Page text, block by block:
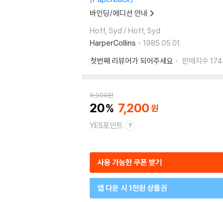
바인딩/에디션 안내
Hoff, Syd / Hoff, Syd
HarperCollins
1985.05.01.
첫번째 리뷰어가 되어주세요
판매지수 174
9,000원
20 7,200
YES포인트
사용 가능한 쿠폰 받기
앱 다운 시 1천원 상품권